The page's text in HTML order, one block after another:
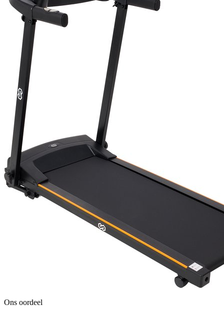
Ons oordeel